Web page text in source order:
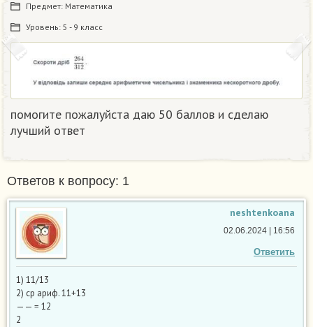
Предмет: Математика
Уровень: 5 - 9 класс
помогите пожалуйста даю 50 баллов и сделаю
лучший ответ ​
Ответов к вопросу: 1
neshtenkoana
Ответить
02.06.2024 | 16:56
1) 11/13
2) ср ариф. 11+13
—— = 12
2